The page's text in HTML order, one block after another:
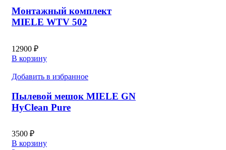
Монтажный комплект
MIELE WTV 502
12900 ₽
В корзину
Добавить в избранное
Пылевой мешок MIELE GN
HyClean Pure
3500 ₽
В корзину